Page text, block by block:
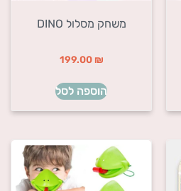
משחק מסלול DINO
199.00 ₪
הוספה לסל